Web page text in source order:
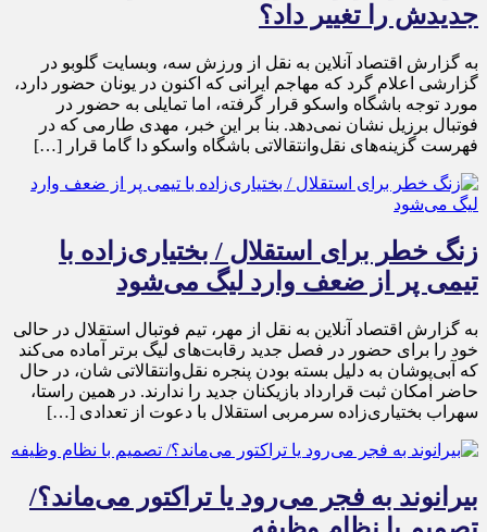
جدیدش را تغییر داد؟
به گزارش اقتصاد آنلاین به نقل از ورزش سه، وبسایت گلوبو در
گزارشی اعلام گرد که مهاجم ایرانی که اکنون در یونان حضور دارد،
مورد توجه باشگاه واسکو قرار گرفته، اما تمایلی به حضور در
فوتبال برزیل نشان نمی‌دهد. بنا بر این خبر، مهدی طارمی که در
فهرست گزینه‌های نقل‌وانتقالاتی باشگاه واسکو دا گاما قرار […]
زنگ خطر برای استقلال / بختیاری‌زاده با
تیمی پر از ضعف وارد لیگ می‌شود
به گزارش اقتصاد آنلاین به نقل از مهر، تیم فوتبال استقلال در حالی
خود را برای حضور در فصل جدید رقابت‌های لیگ برتر آماده می‌کند
که آبی‌پوشان به دلیل بسته بودن پنجره نقل‌وانتقالاتی شان، در حال
حاضر امکان ثبت قرارداد بازیکنان جدید را ندارند. در همین راستا،
سهراب بختیاری‌زاده سرمربی استقلال با دعوت از تعدادی […]
بیرانوند به فجر می‌رود یا تراکتور می‌ماند؟/